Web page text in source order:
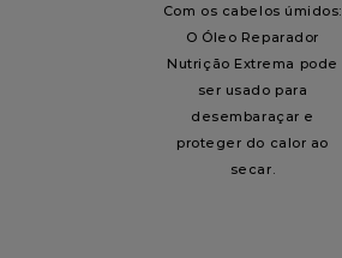
Com os cabelos úmidos:
O Óleo Reparador
Nutrição Extrema pode
ser usado para
desembaraçar e
proteger do calor ao
secar.